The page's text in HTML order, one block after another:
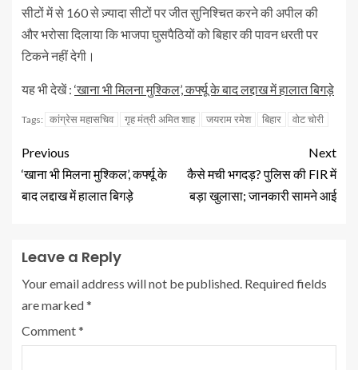
सीटों में से 160 से ज़्यादा सीटों पर जीत सुनिश्चित करने की अपील की
और भरोसा दिलाया कि भाजपा घुसपैठियों को बिहार की पावन धरती पर
टिकने नहीं देगी।
यह भी देखें : ‘खाना भी मिलना मुश्किल’, कर्फ्यू के बाद लद्दाख में हालात बिगड़े
Tags: कांग्रेस महासचिव गृह मंत्री अमित शाह जयराम रमेश बिहार वोट चोरी
Previous
‘खाना भी मिलना मुश्किल’, कर्फ्यू के
बाद लद्दाख में हालात बिगड़े
Next
कैसे मची भगदड़? पुलिस की FIR में
बड़ा खुलासा; जानकारी सामने आई
Leave a Reply
Your email address will not be published. Required fields
are marked*
Comment*